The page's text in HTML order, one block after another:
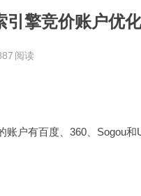
擎竞价账户优
阅读
户有百度、360、Sogou